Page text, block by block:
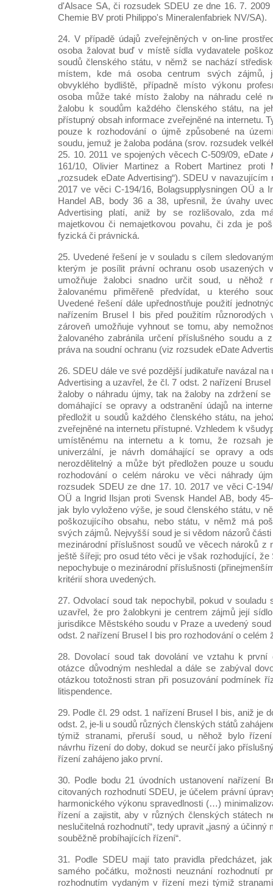
d'Alsace SA, či rozsudek SDEU ze dne 16. 7.
Chemie BV proti Philippo's Mineralenfabriek NV/SA).
24. V případě údajů zveřejněných v on-line
osoba žalovat buď v místě sídla vydavatele
soudů členského státu, v němž se nachází
místem, kde má osoba centrum svých zájmů,
obvyklého bydliště, případně místo výkonu
osoba může také místo žaloby na náhradu celé
žalobu k soudům každého členského státu, na
přístupný obsah informace zveřejněné na internetu.
pouze k rozhodování o újmě způsobené na
soudu, jemuž je žaloba podána (srov. rozsudek
25. 10. 2011 ve spojených věcech C-509/09, eDate
161/10, Olivier Martinez a Robert Martinez proti
„rozsudek eDate Advertising“). SDEU v
2017 ve věci C-194/16, Bolagsupplysningen OÜ a
Handel AB, body 36 a 38, upřesnil, že úvahy
Advertising platí, aniž by se rozlišovalo, zda
majetkovou či nemajetkovou povahu, či zda je
fyzická či právnická.
25. Uvedené řešení je v souladu s cílem
kterým je posílit právní ochranu osob usazených
umožňuje žalobci snadno určit soud, u něhož
žalovanému přiměřeně předvídat, u kterého
Uvedené řešení dále upřednostňuje použití
nařízením Brusel I bis před použitím různorodých
zároveň umožňuje vyhnout se tomu, aby
žalovaného zabránila určení příslušného soudu a
práva na soudní ochranu (viz rozsudek eDate
26. SDEU dále ve své pozdější judikatuře navázal
Advertising a uzavřel, že čl. 7 odst. 2 nařízení
žaloby o náhradu újmy, tak na žaloby na zdržení
domáhající se opravy a odstranění údajů na
předložit u soudů každého členského státu, na
zveřejněné na internetu přístupné. Vzhledem k
umístěnému na internetu a k tomu, že rozsah
univerzální, je návrh domáhající se opravy a
nerozdělitelný a může být předložen pouze u
rozhodování o celém nároku ve věci náhrady
rozsudek SDEU ze dne 17. 10. 2017 ve věci C-
OÜ a Ingrid Ilsjan proti Svensk Handel AB, body
jak bylo vyloženo výše, je soud členského státu, v
poškozujícího obsahu, nebo státu, v němž má
svých zájmů. Nejvyšší soud je si vědom názorů
mezinárodní příslušnost soudů ve věcech nároků z
ještě šířeji; pro osud této věci je však rozhodující,
nepochybuje o mezinárodní příslušnosti
kritérií shora uvedených.
27. Odvolací soud tak nepochybil, pokud v souladu
uzavřel, že pro žalobkyni je centrem zájmů její
jurisdikce Městského soudu v Praze a uvedený
odst. 2 nařízení Brusel I bis pro rozhodování o celém
28. Dovolací soud tak dovolání ve vztahu k první
otázce důvodným neshledal a dále se zabýval
otázkou totožnosti stran při posuzování podmínek
litispendence.
29. Podle čl. 29 odst. 1 nařízení Brusel I bis, aniž je
odst. 2, je-li u soudů různých členských států
týmiž stranami, přeruší soud, u něhož bylo
návrhu řízení do doby, dokud se neurčí jako
řízení zahájeno jako první.
30. Podle bodu 21 úvodních ustanovení nařízení
citovaných rozhodnutí SDEU, je účelem právní
harmonického výkonu spravedlnosti (…)
řízení a zajistit, aby v různých členských státech
neslučitelná rozhodnutí“, tedy upravit „jasný a
souběžně probíhajících řízení“.
31. Podle SDEU mají tato pravidla předcházet,
samého počátku, možnosti neuznání rozhodnutí
rozhodnutím vydaným v řízení mezi týmiž